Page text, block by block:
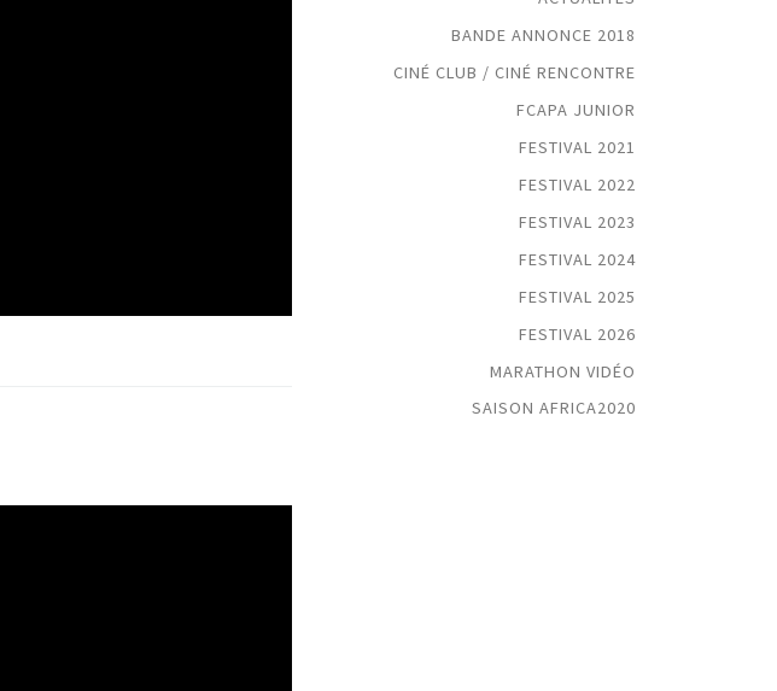
BANDE ANNONCE 2018
CINÉ CLUB / CINÉ RENCONTRE
FCAPA JUNIOR
FESTIVAL 2021
FESTIVAL 2022
FESTIVAL 2023
FESTIVAL 2024
FESTIVAL 2025
FESTIVAL 2026
MARATHON VIDÉO
SAISON AFRICA2020